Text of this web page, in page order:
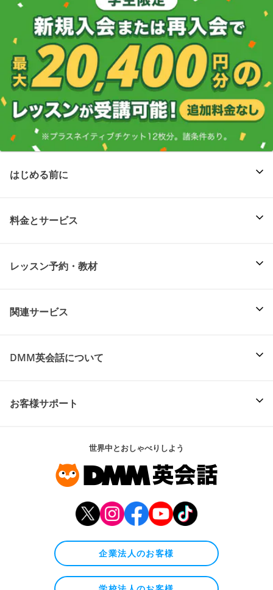
はじめる前に
料金とサービス
レッスン予約・教材
関連サービス
DMM英会話について
お客様サポート
世界中とおしゃべりしよう
企業法人のお客様